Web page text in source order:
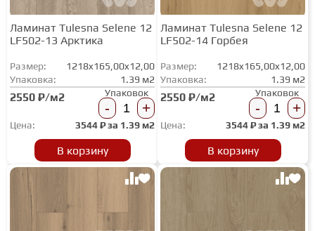
Ламинат Tulesna Selene 12
LF502-13 Арктика
Размер:
1218x165,00x12,00
Упаковка:
1.39 м2
2550 ₽/м2 Упаковок
- +
Цена: 3544₽ за 1.39 м2
В корзину
Ламинат Tulesna Selene 12
LF502-14 Горбея
Размер:
1218x165,00x12,00
Упаковка:
1.39 м2
2550 ₽/м2 Упаковок
- +
Цена: 3544₽ за 1.39 м2
В корзину